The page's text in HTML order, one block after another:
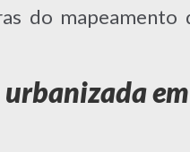
do mapeamento
urbanizada